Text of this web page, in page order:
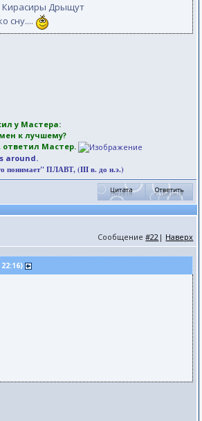
Кирасиры Дрыщут
сну....
у Мастера:
к лучшему?
ответил Мастер.
around.
понимает" ПЛАВТ, (III в. до н.э.)
Сообщение#22 | Наверх
22:16)